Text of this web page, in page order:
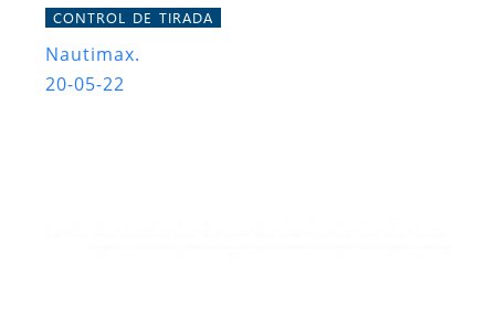
CONTROL DE TIRADA
Nautimax.
20-05-22